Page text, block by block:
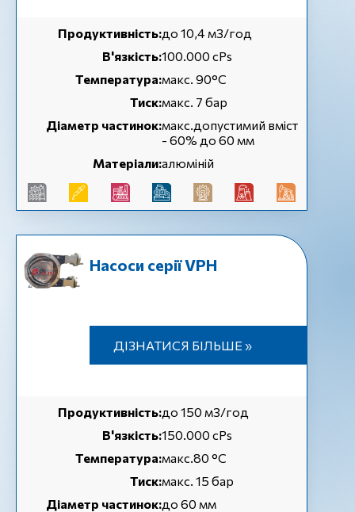
Продуктивність:до 10,4 м3/год
В'язкість:100.000 cPs
Температура:макс. 90°C
Тиск:макс. 7 бар
Діаметр частинок:макс.допустимий вміст
- 60% до 60 мм
Матеріали:алюміній
Насоси серії VPH
ДІЗНАТИСЯ БІЛЬШЕ »
Продуктивність:до 150 м3/год
В'язкість:150.000 cPs
Температура:макс.80 °C
Тиск:макс. 15 бар
Діаметр частинок:до 60 мм